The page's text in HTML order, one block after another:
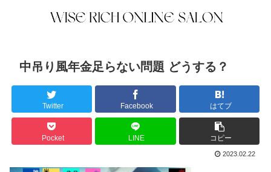
中吊り風年金足らない問題 どうする？
Twitter Facebook はてブ
Pocket LINE コピー
2023.02.22